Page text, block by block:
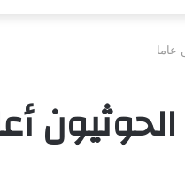
عاما